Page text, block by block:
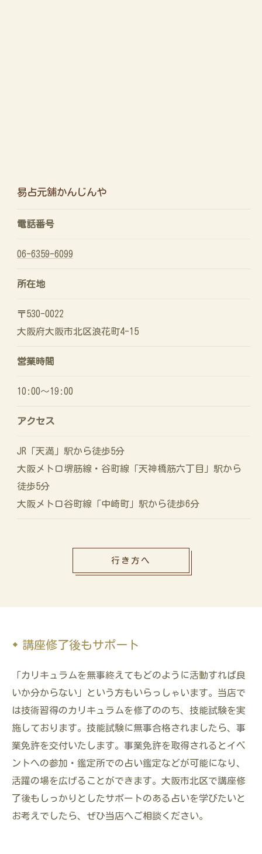
易占元舖かんじんや
電話番号
06-6359-6099
所在地
〒530-0022
大阪府大阪市北区浪花町4-15
営業時間
10:00〜19:00
アクセス
JR「天満」駅から徒歩5分
大阪メトロ堺筋線・谷町線「天神橋筋六丁目」駅から
徒歩5分
大阪メトロ谷町線「中崎町」駅から徒歩6分
行き方へ
講座修了後もサポート
「カリキュラムを無事終えてもどのように活動すれば良
いか分からない」という方もいらっしゃいます。当店で
は技術習得のカリキュラムを修了ののち、技能試験を実
施しております。技能試験に無事合格されましたら、事
業免許を交付いたします。事業免許を取得されるとイベ
ントへの参加・鑑定所での占い鑑定などが可能になり、
活躍の場を広げることができます。大阪市北区で講座修
了後もしっかりとしたサポートのある占いを学びたいと
お考えでしたら、ぜひ当店へご相談ください。